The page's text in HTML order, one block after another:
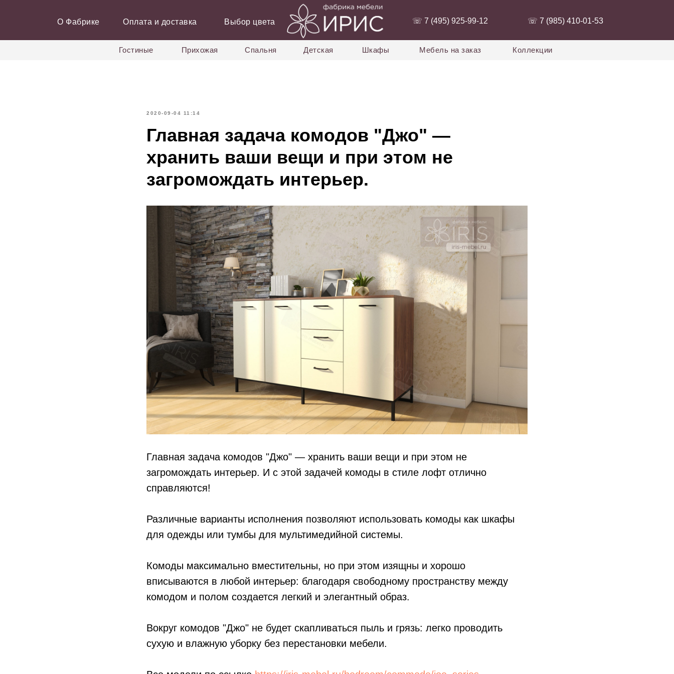
‭☏ 7 (495) 925-99-12‬
О Фабрике Оплата и доставка
Гостиные Прихожая Спальня Детская Шкафы Мебель на заказ
Выбор цвета
Коллекции
‭☏ 7 (985) 410-01-53‬
2020-09-04 11:14
Главная задача комодов "Джо" —
хранить ваши вещи и при этом не
загромождать интерьер.
Главная задача комодов "Джо" — хранить ваши вещи и при этом не
загромождать интерьер. И с этой задачей комоды в стиле лофт отлично
справляются!
Различные варианты исполнения позволяют использовать комоды как шкафы
для одежды или тумбы для мультимедийной системы.
Комоды максимально вместительны, но при этом изящны и хорошо
вписываются в любой интерьер: благодаря свободному пространству между
комодом и полом создается легкий и элегантный образ.
Вокруг комодов "Джо" не будет скапливаться пыль и грязь: легко проводить
сухую и влажную уборку без перестановки мебели.